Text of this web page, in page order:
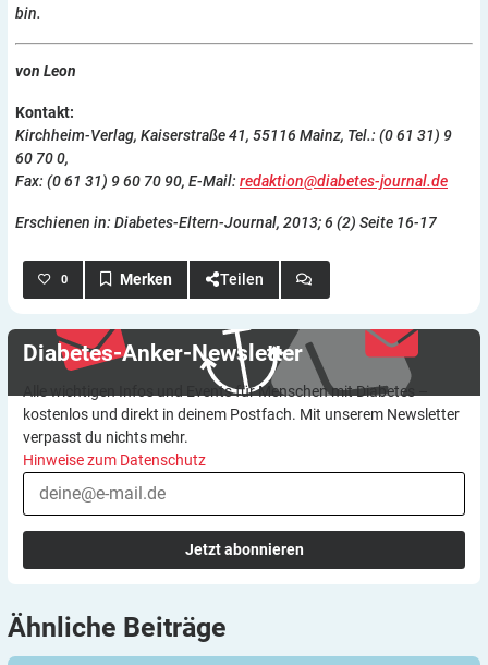
bin.
von Leon
Kontakt:
Kirchheim-Verlag, Kaiserstraße 41, 55116 Mainz, Tel.: (0 61 31) 9
60 70 0,
Fax: (0 61 31) 9 60 70 90, E-Mail: redaktion@diabetes-journal.de
Erschienen in: Diabetes-Eltern-Journal, 2013; 6 (2) Seite 16-17
0 Teilen
Diabetes-Anker-Newsletter
Alle wichtigen Infos und Events für Menschen mit Diabetes –
kostenlos und direkt in deinem Postfach. Mit unserem Newsletter
verpasst du nichts mehr.
Hinweise zum Datenschutz
Jetzt abonnieren
Ähnliche Beiträge